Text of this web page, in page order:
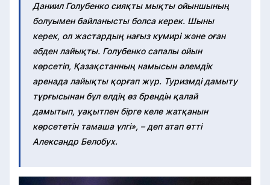
Даниил Голубенко сияқты мықты ойыншының
болуымен байланысты болса керек. Шыны
керек, ол жастардың нағыз кумирі және оған
әбден лайықты. Голубенко сапалы ойын
көрсетіп, Қазақстанның намысын әлемдік
аренада лайықты қорғап жүр. Туризмді дамыту
тұрғысынан бұл елдің өз брендін қалай
дамытып, уақытпен бірге келе жатқанын
көрсететін тамаша үлгі», – деп атап өтті
Александр Белобух.